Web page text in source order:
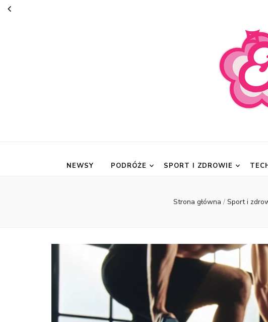
NEWSY PODRÓŻE SPORT I ZDROWIE
Strona główna / Sport i